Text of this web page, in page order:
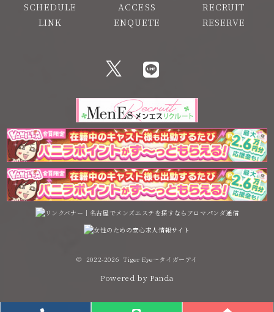
SCHEDULE
ACCESS
RECRUIT
LINK
ENQUETE RESERVE
© 2022-2026 Tiger Eye～タイガーアイ
Powered by Panda